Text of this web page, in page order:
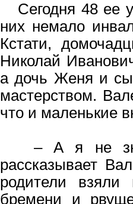
Сегодня 48 ее
них немало
Кстати,
Николай
а дочь Женя и
мастерством.
что и маленькие
– А я не знаю
рассказывает
родители
бремени и